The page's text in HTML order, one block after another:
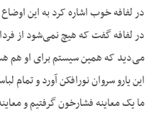
در لفافه خوب اشاره کرد به این
در لفافه گفت که هیچ نمی‌شود از
می‌دید که همین سیستم برای او هم
این یارو سروان نورافکن آورد و تمام
ما یک معاینه فشارخون گرفتیم و